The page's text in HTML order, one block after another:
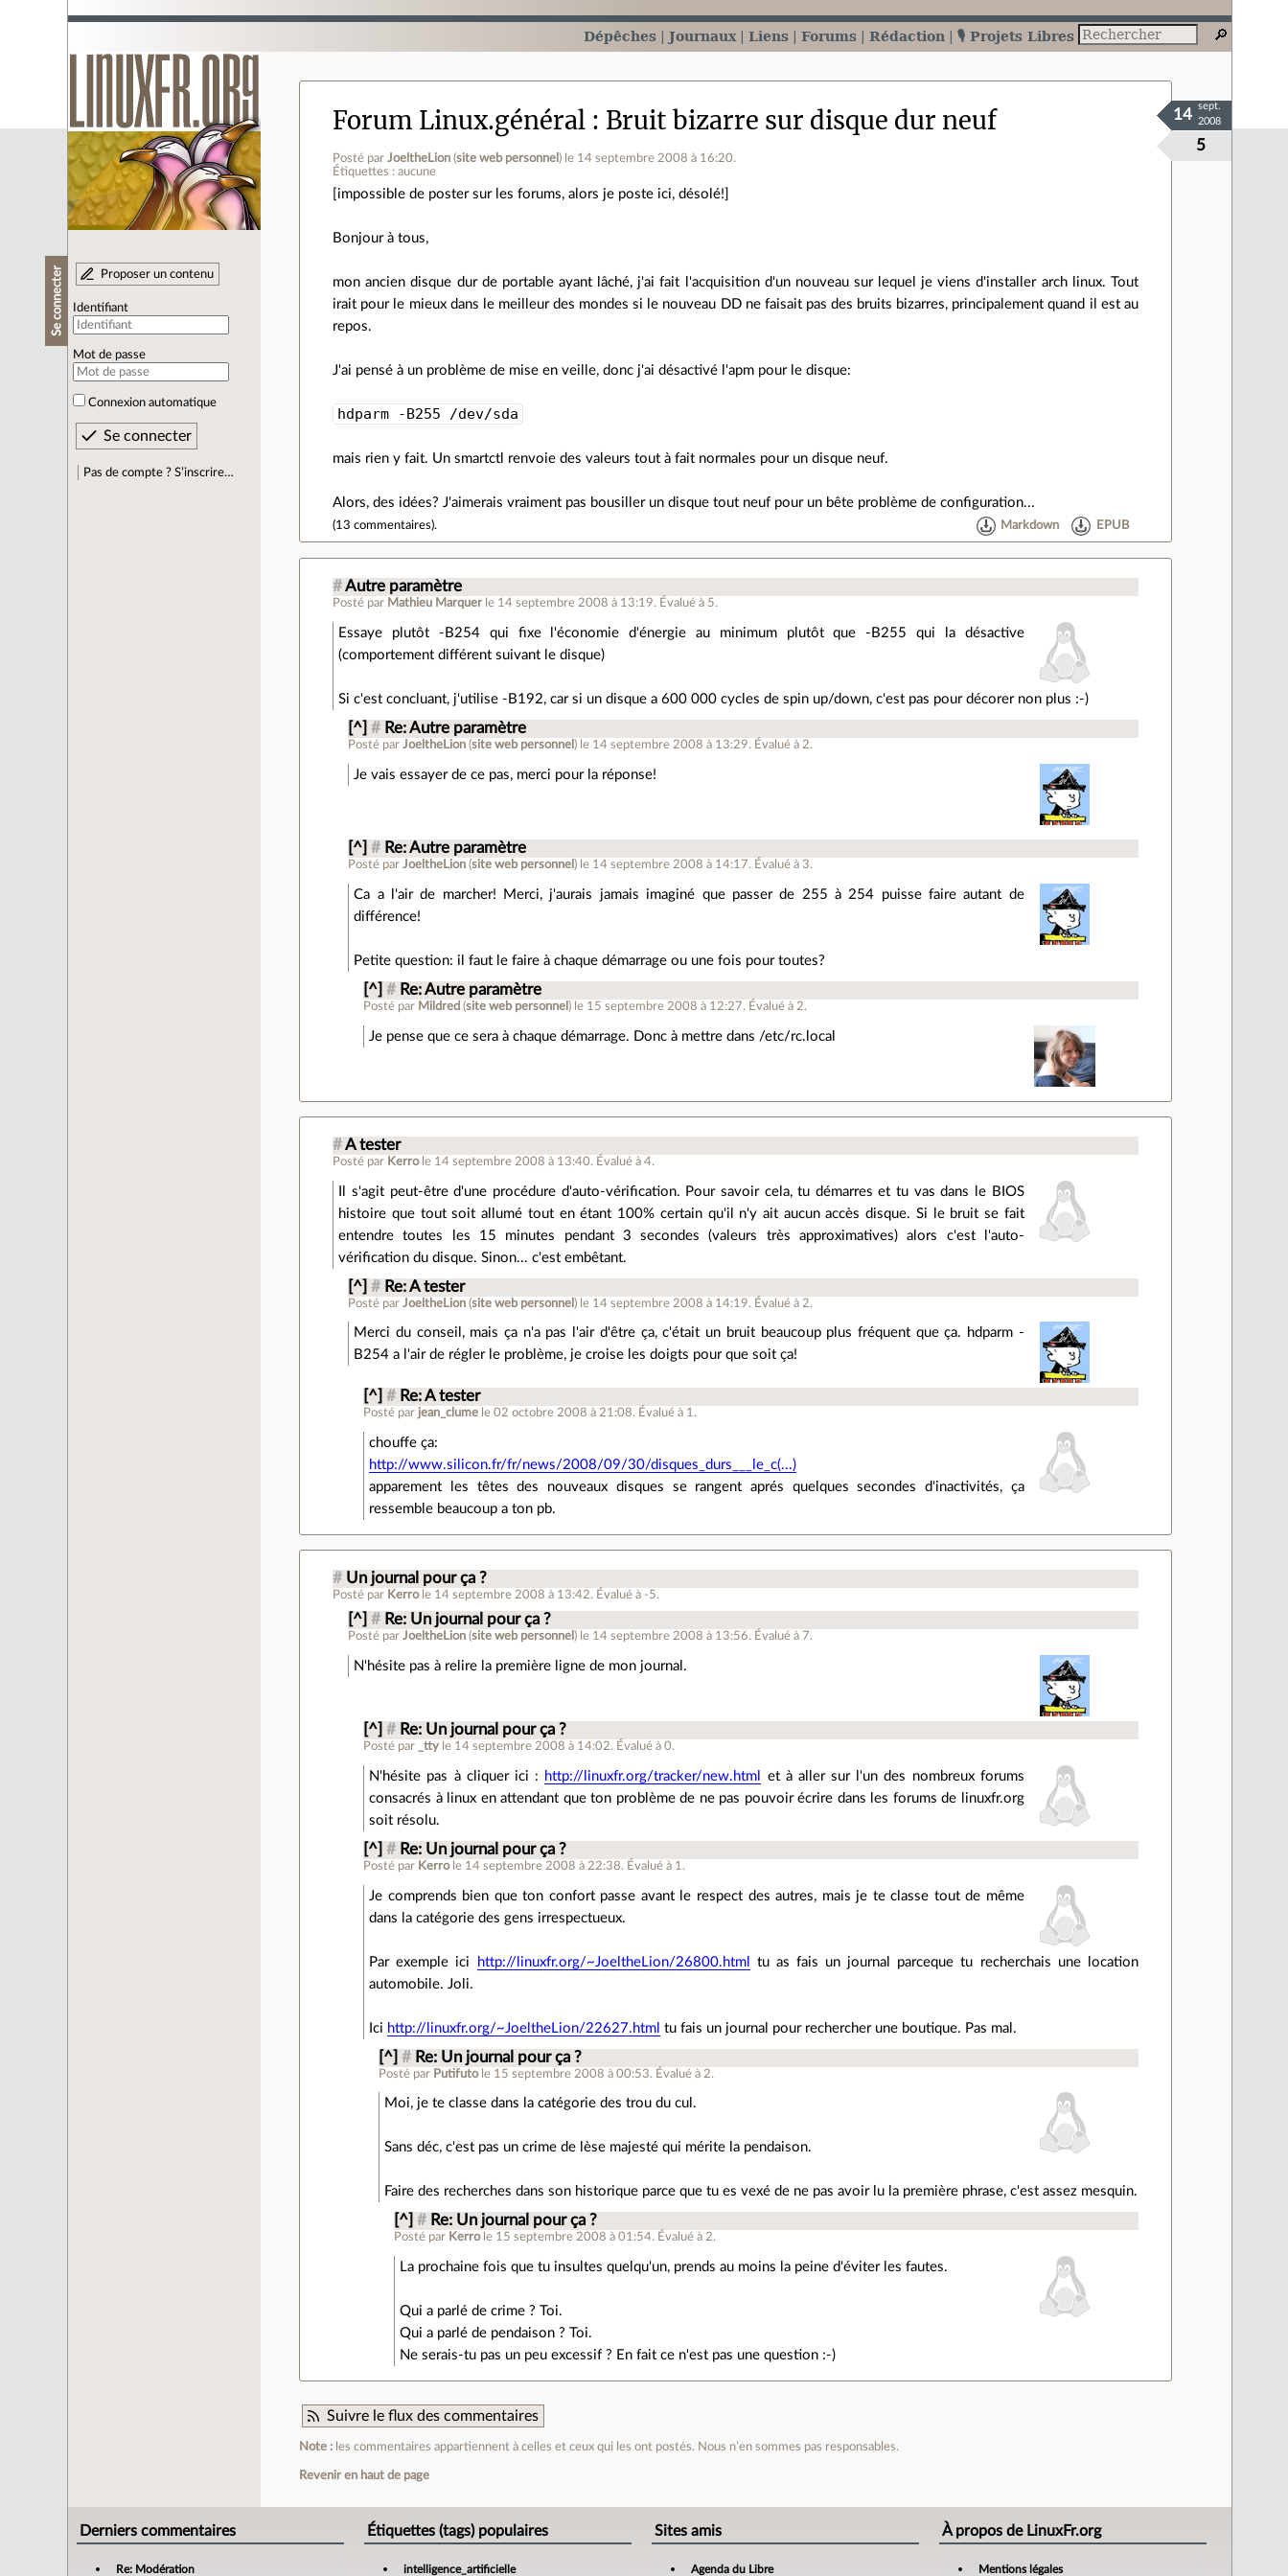
Dépêches Journaux Liens Forums Rédaction 🎙️ Projets Libres
Se connecter Proposer un contenu
Identifiant
Mot de passe
Connexion automatique
Pas de compte ? S’inscrire…
Forum Linux.général Bruit bizarre sur disque dur neuf
Posté parJoeltheLion (site web personnel ) le 14 septembre 2008 à 16:20.
Étiquettes : aucune
5
14
sept.
2008
[impossible de poster sur les forums, alors je poste ici, désolé!]
Bonjour à tous,
mon ancien disque dur de portable ayant lâché, j'ai fait l'acquisition d'un nouveau sur lequel je viens d'installer arch linux. Tout
irait pour le mieux dans le meilleur des mondes si le nouveau DD ne faisait pas des bruits bizarres, principalement quand il est au
repos.
J'ai pensé à un problème de mise en veille, donc j'ai désactivé l'apm pour le disque:
hdparm -B255 /dev/sda
mais rien y fait. Un smartctl renvoie des valeurs tout à fait normales pour un disque neuf.
Alors, des idées? J'aimerais vraiment pas bousiller un disque tout neuf pour un bête problème de configuration...
(13 commentaires). Markdown EPUB
# Autre paramètre
Posté par Mathieu Marquer le 14 septembre 2008 à 13:19. Évalué à 5.
Essaye plutôt -B254 qui fixe l'économie d'énergie au minimum plutôt que -B255 qui la désactive
(comportement différent suivant le disque)
Si c'est concluant, j'utilise -B192, car si un disque a 600 000 cycles de spin up/down, c'est pas pour décorer non plus :-)
[^] # Re: Autre paramètre
Posté parJoeltheLion (site web personnel ) le 14 septembre 2008 à 13:29. Évalué à 2.
Je vais essayer de ce pas, merci pour la réponse!
[^] # Re: Autre paramètre
Posté parJoeltheLion (site web personnel ) le 14 septembre 2008 à 14:17. Évalué à 3.
Ca a l'air de marcher! Merci, j'aurais jamais imaginé que passer de 255 à 254 puisse faire autant de
différence!
Petite question: il faut le faire à chaque démarrage ou une fois pour toutes?
[^] # Re: Autre paramètre
Posté par Mildred (site web personnel ) le 15 septembre 2008 à 12:27. Évalué à 2.
Je pense que ce sera à chaque démarrage. Donc à mettre dans /etc/rc.local
# A tester
Posté par Kerro le 14 septembre 2008 à 13:40. Évalué à4.
Il s'agit peut-être d'une procédure d'auto-vérification. Pour savoir cela, tu démarres et tu vas dans le BIOS
histoire que tout soit allumé tout en étant 100% certain qu'il n'y ait aucun accès disque. Si le bruit se fait
entendre toutes les 15 minutes pendant 3 secondes (valeurs très approximatives) alors c'est l'auto-
vérification du disque. Sinon... c'est embêtant.
[^] # Re: A tester
Posté parJoeltheLion (site web personnel ) le 14 septembre 2008 à 14:19. Évalué à 2.
Merci du conseil, mais ça n'a pas l'air d'être ça, c'était un bruit beaucoup plus fréquent que ça. hdparm -
B254 a l'air de régler le problème, je croise les doigts pour que soit ça!
[^] # Re: A tester
Posté par jean_clume le 02 octobre 2008 à 21:08. Évalué à 1.
chouffe ça:
http://www.silicon.fr/fr/news/2008/09/30/disques_durs___le_c(...)
apparement les têtes des nouveaux disques se rangent aprés quelques secondes d'inactivités, ça
ressemble beaucoup a ton pb.
# Un journal pour ça ?
Posté par Kerro le 14 septembre 2008 à 13:42. Évalué à -5.
[^] # Re: Un journal pour ça ?
Posté parJoeltheLion (site web personnel ) le 14 septembre 2008 à 13:56. Évalué à 7.
N'hésite pas à relire la première ligne de mon journal.
[^] # Re: Un journal pour ça ?
Posté par _tty le 14 septembre 2008 à 14:02. Évalué à0.
N'hésite pas à cliquer ici : http://linuxfr.org/tracker/new.html
et à aller sur l'un des nombreux forums
consacrés à linux en attendant que ton problème de ne pas pouvoir écrire dans les forums de linuxfr.org
soit résolu.
[^] # Re: Un journal pour ça ?
Posté par Kerro le 14 septembre 2008 à 22:38. Évalué à 1 .
Je comprends bien que ton confort passe avant le respect des autres, mais je te classe tout de même
dans la catégorie des gens irrespectueux.
Par exemple ici http://linuxfr.org/~JoeltheLion/26800.html
tu as fais un journal parceque tu recherchais une location
automobile. Joli.
Ici http://linuxfr.org/~JoeltheLion/22627.html tu fais un journal pour rechercher une boutique. Pas mal.
[^] # Re: Un journal pour ça ?
Posté par Putifuto le 15 septembre 2008 à 00:53. Évalué à 2.
Moi, je te classe dans la catégorie des trou du cul.
Sans déc, c'est pas un crime de lèse majesté qui mérite la pendaison.
Faire des recherches dans son historique parce que tu es vexé de ne pas avoir lu la première phrase, c'est assez mesquin.
[^] # Re: Un journal pour ça ?
Posté par Kerro le 15 septembre 2008 à 01:54. Évalué à2.
La prochaine fois que tu insultes quelqu'un, prends au moins la peine d'éviter les fautes.
Qui a parlé de crime ? Toi.
Qui a parlé de pendaison ? Toi.
Ne serais-tu pas un peu excessif ? En fait ce n'est pas une question :-)
Suivre le flux des commentaires
Note : les commentaires appartiennent à celles et ceux qui les ont postés. Nous n’en sommes pas responsables.
Revenir en haut de page
Derniers commentaires
Re: Modération
Étiquettes (tags) populaires
intelligence_artificielle
Sites amis
Agenda du Libre
À propos de LinuxFr.org
Mentions légales